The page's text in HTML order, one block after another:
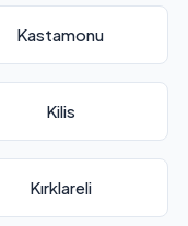
Kastamonu
Kilis
Kırklareli